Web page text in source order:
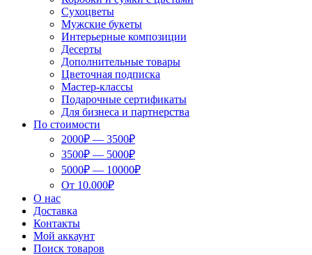
Сухоцветы
Мужские букеты
Интерьерные композиции
Десерты
Дополнительные товары
Цветочная подписка
Мастер-классы
Подарочные сертификаты
Для бизнеса и партнерства
По стоимости
2000₽ — 3500₽
3500₽ — 5000₽
5000₽ — 10000₽
От 10.000₽
О нас
Доставка
Контакты
Мой аккаунт
Поиск товаров